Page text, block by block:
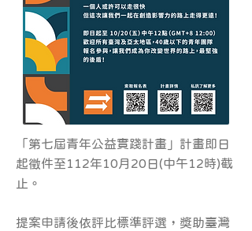
「第七屆青年公益實踐計畫」計畫即日
起徵件至112年10月20日(中午12時)截
止。
提案申請後依評比標準評選，獎助臺灣